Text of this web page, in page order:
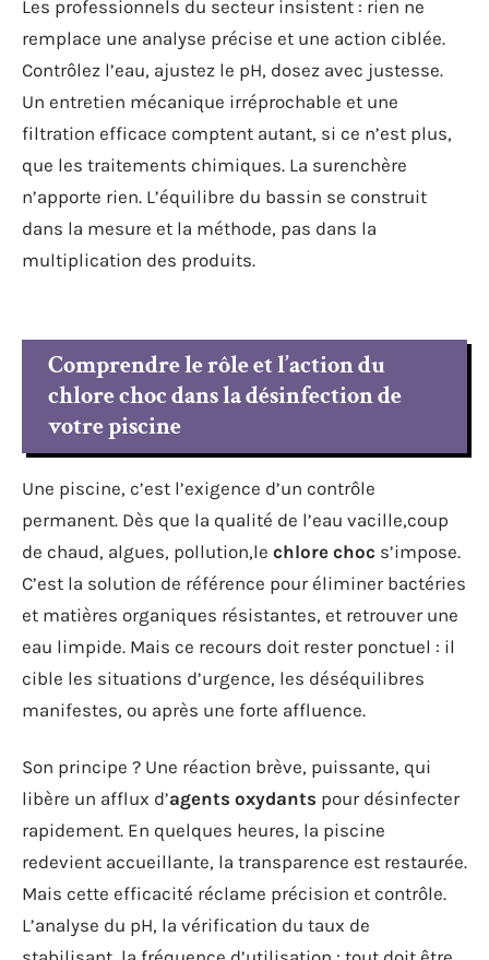
Les professionnels du secteur insistent : rien ne
remplace une analyse précise et une action ciblée.
Contrôlez l’eau, ajustez le pH, dosez avec justesse.
Un entretien mécanique irréprochable et une
filtration efficace comptent autant, si ce n’est plus,
que les traitements chimiques. La surenchère
n’apporte rien. L’équilibre du bassin se construit
dans la mesure et la méthode, pas dans la
multiplication des produits.
Comprendre le rôle et l’action du
chlore choc dans la désinfection de
votre piscine
Une piscine, c’est l’exigence d’un contrôle
permanent. Dès que la qualité de l’eau vacille,coup
de chaud, algues, pollution,le chlore choc s’impose.
C’est la solution de référence pour éliminer bactéries
et matières organiques résistantes, et retrouver une
eau limpide. Mais ce recours doit rester ponctuel : il
cible les situations d’urgence, les déséquilibres
manifestes, ou après une forte affluence.
Son principe ? Une réaction brève, puissante, qui
libère un afflux d’agents oxydants pour désinfecter
rapidement. En quelques heures, la piscine
redevient accueillante, la transparence est restaurée.
Mais cette efficacité réclame précision et contrôle.
L’analyse du pH, la vérification du taux de